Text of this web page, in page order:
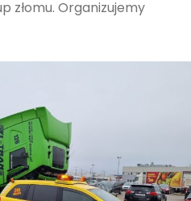
złomu. Organizujemy